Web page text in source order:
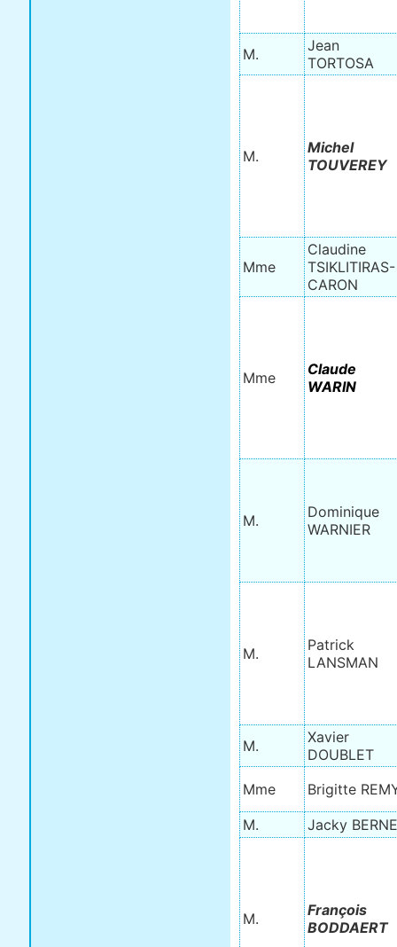
M.
Jean
TORTOSA
M.
Michel
TOUVEREY
Mme
Claudine
TSIKLITIRAS-
CARON
Mme
Claude
WARIN
M.
Dominique
WARNIER
M.
Patrick
LANSMAN
M.
Xavier
DOUBLET
Mme
Brigitte
M.
Jacky BERNE
M.
François
BODDAERT